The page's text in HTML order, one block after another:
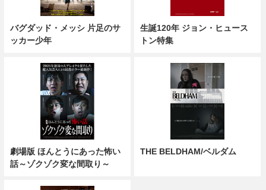
バグダッド・メッシ 片足のサ
ッカー少年
生誕120年 ジョン・ヒュース
トン特集
劇場版 ほんとうにあった怖い
話～ゾクゾク変な間取り～
THE BELDHAM/ベルダム